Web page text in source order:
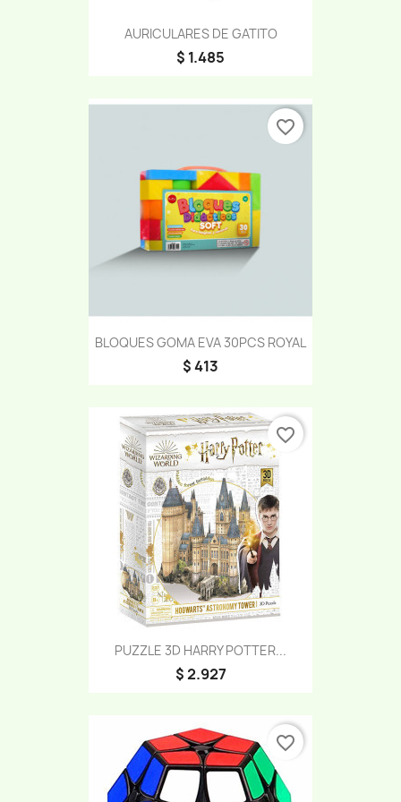
AURICULARES DE GATITO
$ 1.485
BLOQUES GOMA EVA 30PCS ROYAL
$ 413
favorite_border
PUZZLE 3D HARRY POTTER...
$ 2.927
favorite_border
favorite_border